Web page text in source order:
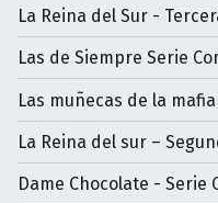
La Reina del Sur -
Las de Siempre Serie
Las muñecas de la
La Reina del sur –
Dame Chocolate - Serie